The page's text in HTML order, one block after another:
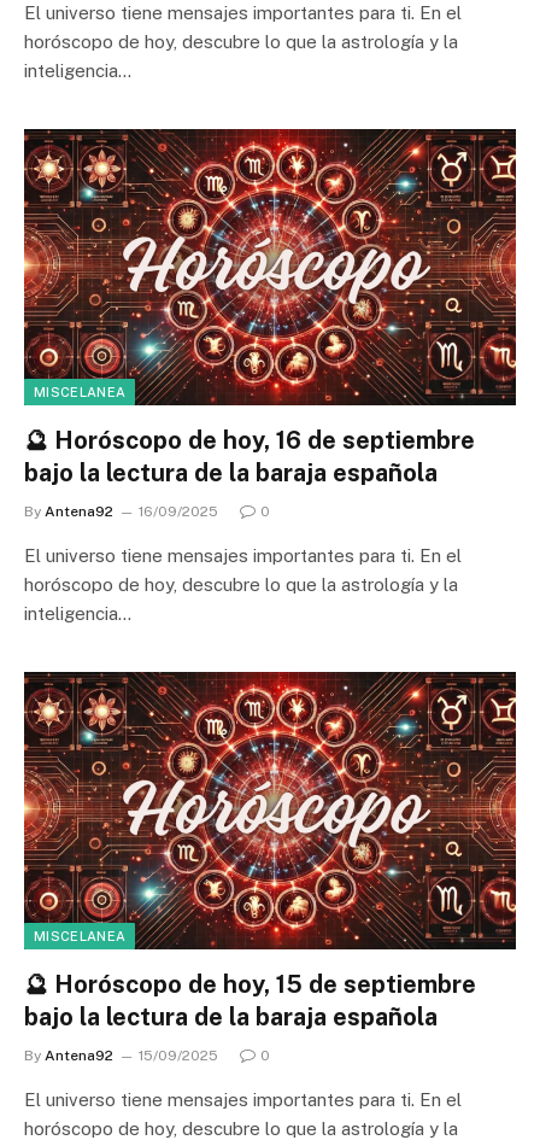
El universo tiene mensajes importantes para ti. En el
horóscopo de hoy, descubre lo que la astrología y la
inteligencia…
MISCELANEA
🔮 Horóscopo de hoy, 16 de septiembre
bajo la lectura de la baraja española
By Antena92 16/09/2025 0
El universo tiene mensajes importantes para ti. En el
horóscopo de hoy, descubre lo que la astrología y la
inteligencia…
MISCELANEA
🔮 Horóscopo de hoy, 15 de septiembre
bajo la lectura de la baraja española
By Antena92 15/09/2025 0
El universo tiene mensajes importantes para ti. En el
horóscopo de hoy, descubre lo que la astrología y la